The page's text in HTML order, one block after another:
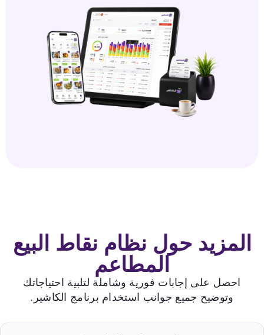
المزيد حول نظام نقاط البيع
المطاعم
احصل على إجابات فورية وشاملة لتلبية احتياجاتك
وتوضيح جميع جوانب استخدام برنامج الكاشير.